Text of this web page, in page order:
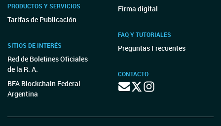
PRODUCTOS Y SERVICIOS
Tarifas de Publicación
SITIOS DE INTERÉS
Red de Boletines Oficiales
de la R. A.
BFA Blockchain Federal
Argentina
Firma digital
FAQ Y TUTORIALES
Preguntas Frecuentes
CONTACTO